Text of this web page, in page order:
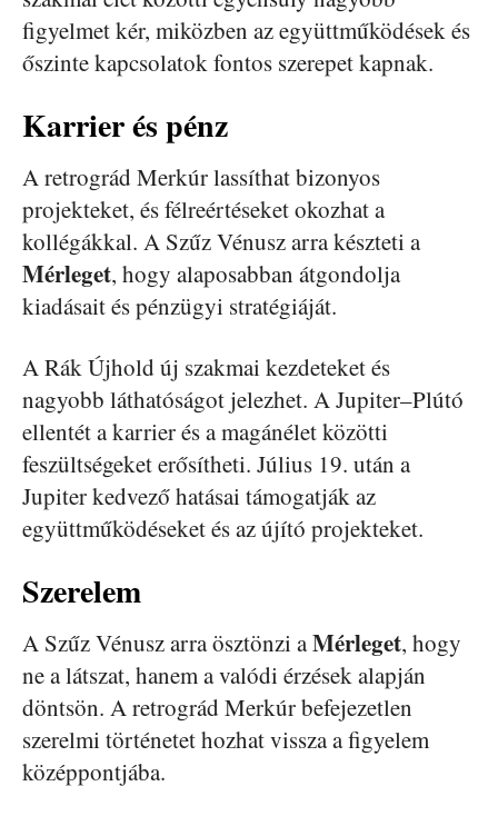
figyelmet kér, miközben az együttműködések és
őszinte kapcsolatok fontos szerepet kapnak.
Karrier és pénz
A retrográd Merkúr lassíthat bizonyos
projekteket, és félreértéseket okozhat a
kollégákkal. A Szűz Vénusz arra készteti a
Mérleget, hogy alaposabban átgondolja
kiadásait és pénzügyi stratégiáját.
A Rák Újhold új szakmai kezdeteket és
nagyobb láthatóságot jelezhet. A Jupiter–Plútó
ellentét a karrier és a magánélet közötti
feszültségeket erősítheti. Július 19. után a
Jupiter kedvező hatásai támogatják az
együttműködéseket és az újító projekteket.
Szerelem
A Szűz Vénusz arra ösztönzi aMérleget, hogy
ne a látszat, hanem a valódi érzések alapján
döntsön. A retrográd Merkúr befejezetlen
szerelmi történetet hozhat vissza a figyelem
középpontjába.